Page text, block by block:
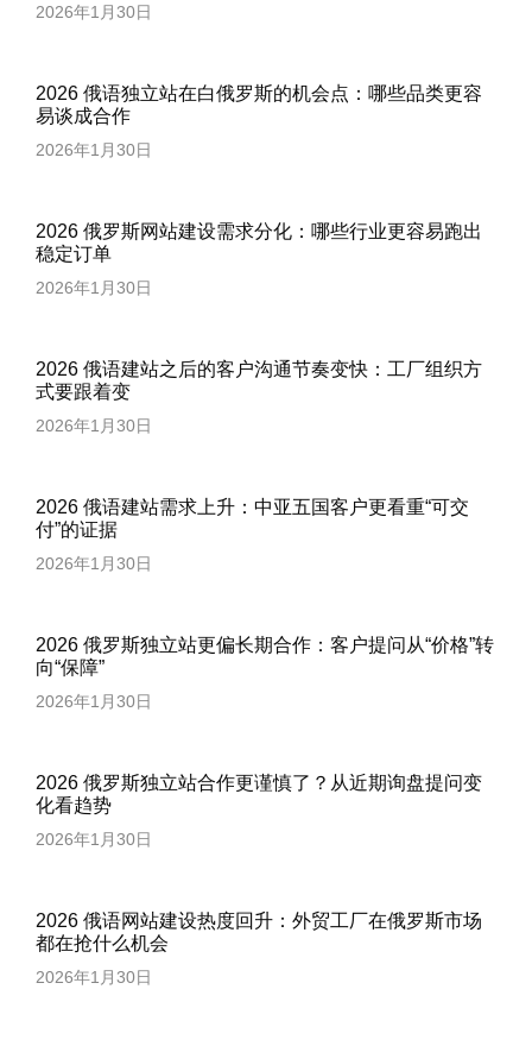
2026年1月30日
2026 俄语独立站在白俄罗斯的机会点：哪些品类更容
易谈成合作
2026年1月30日
2026 俄罗斯网站建设需求分化：哪些行业更容易跑出
稳定订单
2026年1月30日
2026 俄语建站之后的客户沟通节奏变快：工厂组织方
式要跟着变
2026年1月30日
2026 俄语建站需求上升：中亚五国客户更看重“可交
付”的证据
2026年1月30日
2026 俄罗斯独立站更偏长期合作：客户提问从“价格”转
向“保障”
2026年1月30日
2026 俄罗斯独立站合作更谨慎了？从近期询盘提问变
化看趋势
2026年1月30日
2026 俄语网站建设热度回升：外贸工厂在俄罗斯市场
都在抢什么机会
2026年1月30日